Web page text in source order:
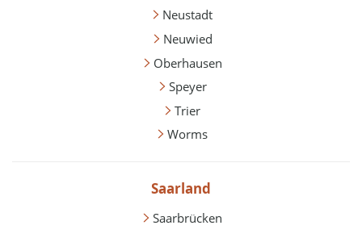
Neustadt
Neuwied
Oberhausen
Speyer
Trier
Worms
Saarland
Saarbrücken